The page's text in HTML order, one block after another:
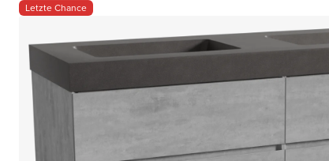
Letzte Chance